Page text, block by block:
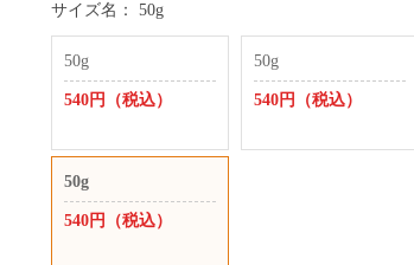
サイズ名： 50g
50g
540円（税込）
50g
540円（税込）
50g
540円（税込）